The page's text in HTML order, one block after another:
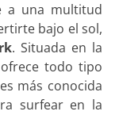
a una multitud
bajo el sol,
. Situada en la
todo tipo
más conocida
surfear en la